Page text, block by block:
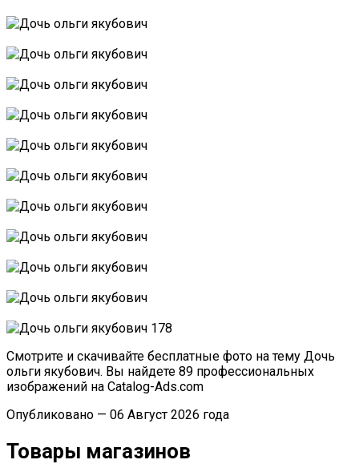
Смотрите и скачивайте бесплатные фото на тему Дочь
ольги якубович. Вы найдете 89 профессиональных
изображений на Catalog-Ads.com
Опубликовано — 06 Август 2026 года
Товары магазинов